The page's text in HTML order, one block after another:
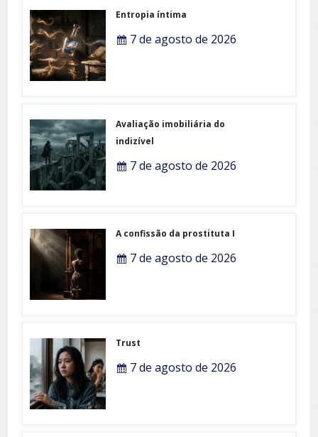
Entropia íntima
7 de agosto de 2026
Avaliação imobiliária do
indizível
7 de agosto de 2026
A confissão da prostituta I
7 de agosto de 2026
Trust
7 de agosto de 2026